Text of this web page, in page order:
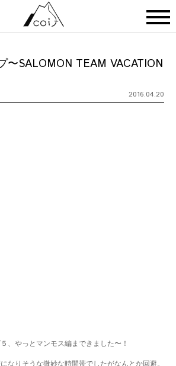
〜SALOMON TEAM VACATION
2016.04.20
、やっとマンモス編まできました〜！
なりそうな微妙な時間帯でしたがなんとか回避。